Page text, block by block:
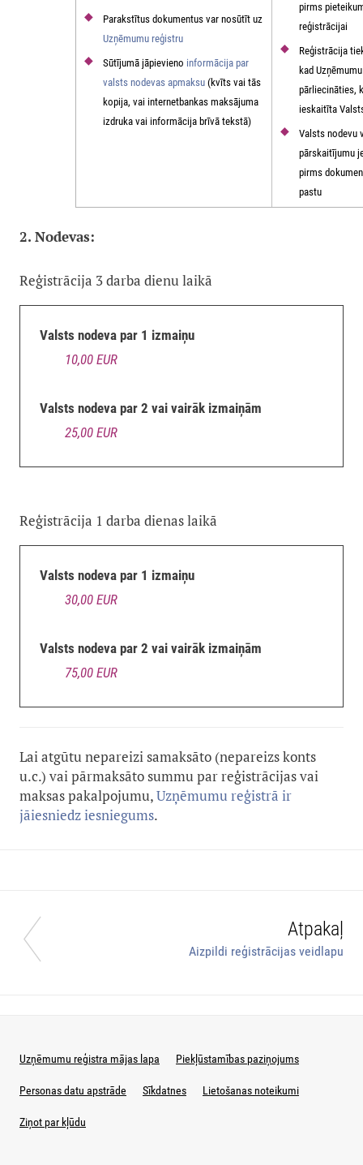
Parakstītus dokumentus var nosūtīt uz
Uzņēmumu reģistru
Sūtījumā jāpievieno informācija par
valsts nodevas apmaksu (kvīts vai tās
kopija, vai internetbankas maksājuma
izdruka vai informācija brīvā tekstā)
pirms
reģistrācijai
Reģistrācija
kad
pārliecināties,
ieskaitīta
Valsts nodevu
pārskaitījumu
pirms
pastu
2. Nodevas:
Reģistrācija 3 darba dienu laikā
Valsts nodeva par 1 izmaiņu
10,00 EUR
Valsts nodeva par 2 vai vairāk izmaiņām
25,00 EUR
Reģistrācija 1 darba dienas laikā
Valsts nodeva par 1 izmaiņu
30,00 EUR
Valsts nodeva par 2 vai vairāk izmaiņām
75,00 EUR
Lai atgūtu nepareizi samaksāto (nepareizs konts
u.c.) vai pārmaksāto summu par reģistrācijas vai
maksas pakalpojumu,Uzņēmumu reģistrā ir
jāiesniedz iesniegums.
Atpakaļ
Aizpildi reģistrācijas veidlapu
Uzņēmumu reģistra mājas lapa Piekļūstamības paziņojums
Personas datu apstrāde Sīkdatnes Lietošanas noteikumi
Ziņot par kļūdu